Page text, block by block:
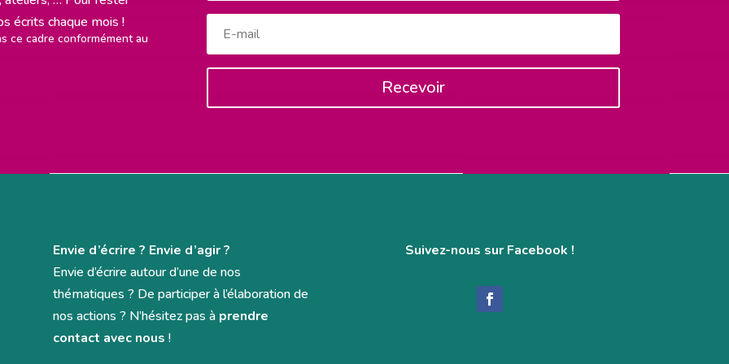
écrits chaque mois !
ce cadre conformément au
Recevoir
Envie d’écrire ? Envie d’agir ?
Envie d’écrire autour d’une de nos
thématiques ? De participer à l’élaboration de
nos actions ? N’hésitez pas à prendre
contact avec nous !
Suivez-nous sur Facebook !